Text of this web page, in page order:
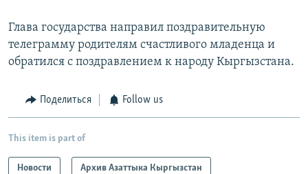
Глава государства направил поздравительную
телеграмму родителям счастливого младенца и
обратился с поздравлением к народу Кыргызстана.
Поделиться Follow us
This item is part of
Новости Архив Азаттыка Кыргызстан